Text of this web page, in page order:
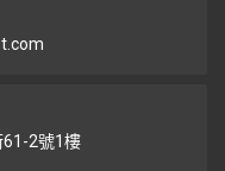
2號1樓